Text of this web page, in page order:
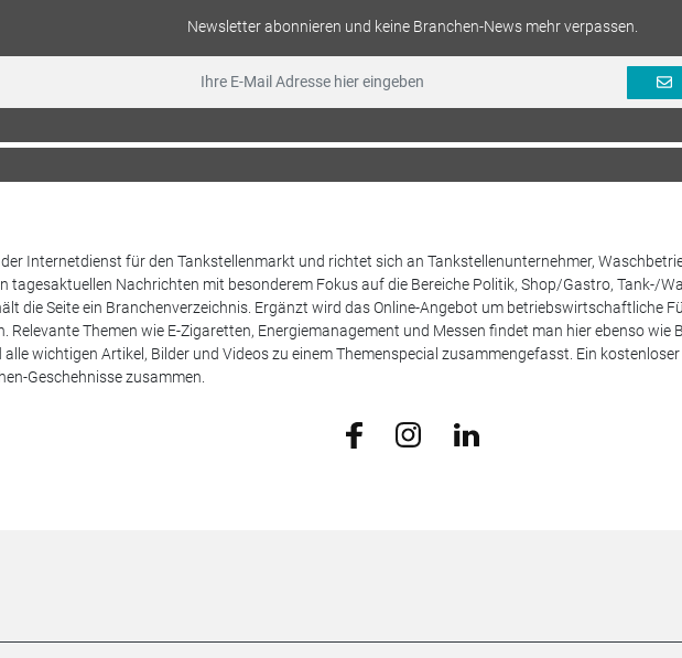
Newsletter abonnieren und keine Branchen-News mehr verpassen.
Internetdienst für den Tankstellenmarkt und richtet sich an Tankstellenunternehmer,
tagesaktuellen Nachrichten mit besonderem Fokus auf die Bereiche Politik, Shop/Gastro, Tank-/
die Seite ein Branchenverzeichnis. Ergänzt wird das Online-Angebot um betriebswirtschaftliche
Relevante Themen wie E-Zigaretten, Energiemanagement und Messen findet man hier ebenso wie
alle wichtigen Artikel, Bilder und Videos zu einem Themenspecial zusammengefasst. Ein
Geschehnisse zusammen.